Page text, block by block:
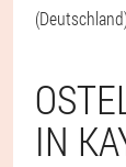
IN